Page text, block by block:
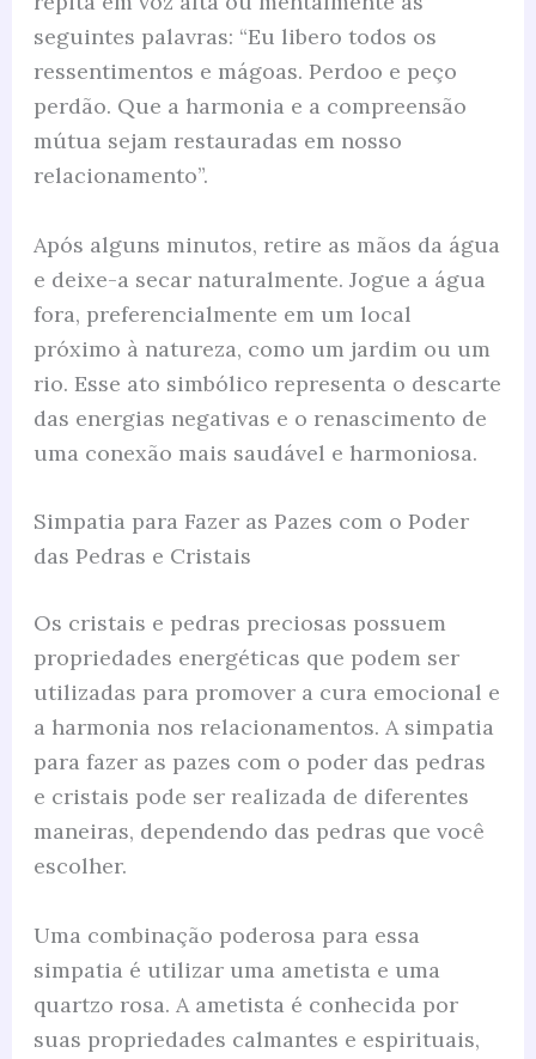
seguintes palavras: “Eu libero todos os
ressentimentos e mágoas. Perdoo e peço
perdão. Que a harmonia e a compreensão
mútua sejam restauradas em nosso
relacionamento”.
Após alguns minutos, retire as mãos da água
e deixe-a secar naturalmente. Jogue a água
fora, preferencialmente em um local
próximo à natureza, como um jardim ou um
rio. Esse ato simbólico representa o descarte
das energias negativas e o renascimento de
uma conexão mais saudável e harmoniosa.
Simpatia para Fazer as Pazes com o Poder
das Pedras e Cristais
Os cristais e pedras preciosas possuem
propriedades energéticas que podem ser
utilizadas para promover a cura emocional e
a harmonia nos relacionamentos. A simpatia
para fazer as pazes com o poder das pedras
e cristais pode ser realizada de diferentes
maneiras, dependendo das pedras que você
escolher.
Uma combinação poderosa para essa
simpatia é utilizar uma ametista e uma
quartzo rosa. A ametista é conhecida por
suas propriedades calmantes e espirituais,